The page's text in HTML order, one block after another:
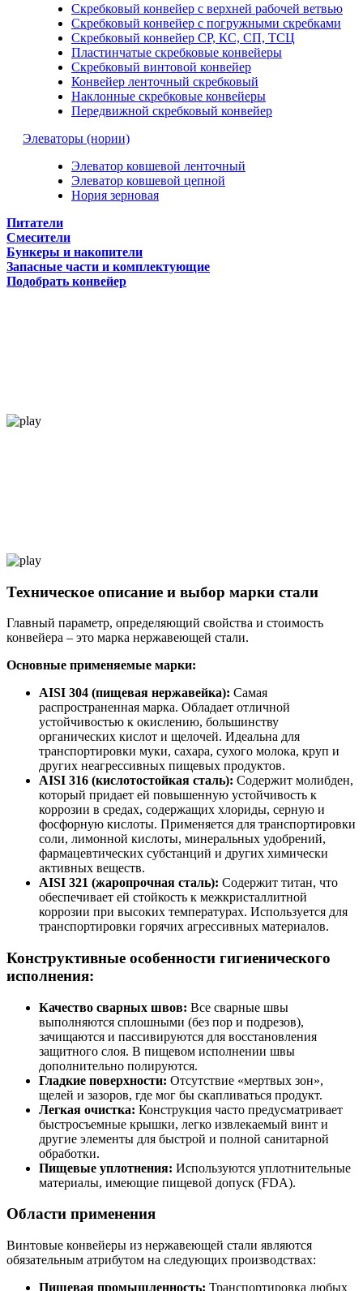
Скребковый конвейер с верхней рабочей ветвью
Скребковый конвейер с погружными скребками
Скребковый конвейер СР, КС, СП, ТСЦ
Пластинчатые скребковые конвейеры
Скребковый винтовой конвейер
Конвейер ленточный скребковый
Наклонные скребковые конвейеры
Передвижной скребковый конвейер
Элеваторы (нории)
Элеватор ковшевой ленточный
Элеватор ковшевой цепной
Нория зерновая
Питатели
Смесители
Бункеры и накопители
Запасные части и комплектующие
Подобрать конвейер
Техническое описание и выбор марки стали
Главный параметр, определяющий свойства и стоимость
конвейера – это марка нержавеющей стали.
Основные применяемые марки:
AISI 304 (пищевая нержавейка): Самая
распространенная марка. Обладает отличной
устойчивостью к окислению, большинству
органических кислот и щелочей. Идеальна для
транспортировки муки, сахара, сухого молока, круп и
других неагрессивных пищевых продуктов.
AISI 316 (кислотостойкая сталь): Содержит молибден,
который придает ей повышенную устойчивость к
коррозии в средах, содержащих хлориды, серную и
фосфорную кислоты. Применяется для транспортировки
соли, лимонной кислоты, минеральных удобрений,
фармацевтических субстанций и других химически
активных веществ.
AISI 321 (жаропрочная сталь): Содержит титан, что
обеспечивает ей стойкость к межкристаллитной
коррозии при высоких температурах. Используется для
транспортировки горячих агрессивных материалов.
Конструктивные особенности гигиенического
исполнения:
Качество сварных швов: Все сварные швы
выполняются сплошными (без пор и подрезов),
зачищаются и пассивируются для восстановления
защитного слоя. В пищевом исполнении швы
дополнительно полируются.
Гладкие поверхности: Отсутствие «мертвых зон»,
щелей и зазоров, где мог бы скапливаться продукт.
Легкая очистка: Конструкция часто предусматривает
быстросъемные крышки, легко извлекаемый винт и
другие элементы для быстрой и полной санитарной
обработки.
Пищевые уплотнения: Используются уплотнительные
материалы, имеющие пищевой допуск (FDA).
Области применения
Винтовые конвейеры из нержавеющей стали являются
обязательным атрибутом на следующих производствах:
Пищевая промышленность: Транспортировка любых